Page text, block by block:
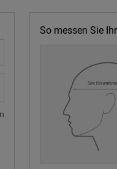
So messen Sie